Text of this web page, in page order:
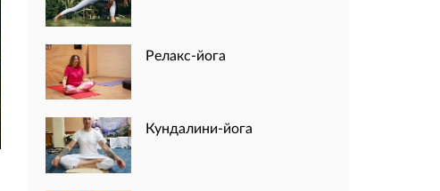
Релакс-йога
Кундалини-йога